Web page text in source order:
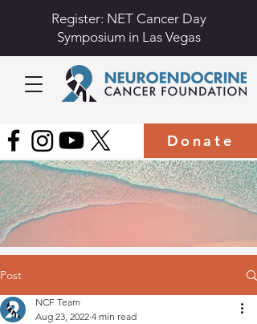
Register: NET Cancer Day
Symposium in Las Vegas
Donate
Post
NCF Team
Aug 23, 2022 4 min read